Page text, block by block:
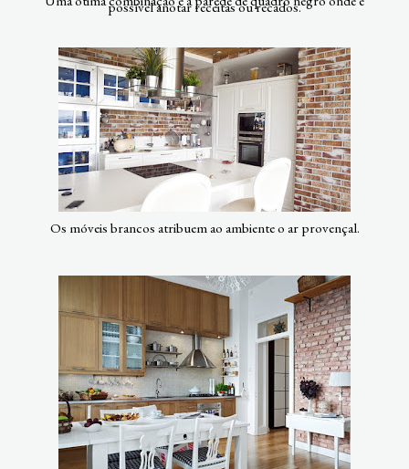
possível anotar receitas ou recados.
Os móveis brancos atribuem ao ambiente o ar provençal.